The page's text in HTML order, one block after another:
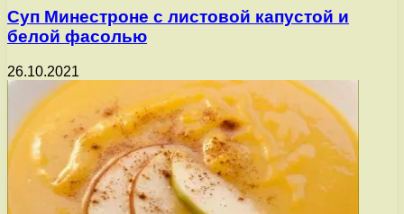
Суп Минестроне с листовой капустой и
белой фасолью
26.10.2021